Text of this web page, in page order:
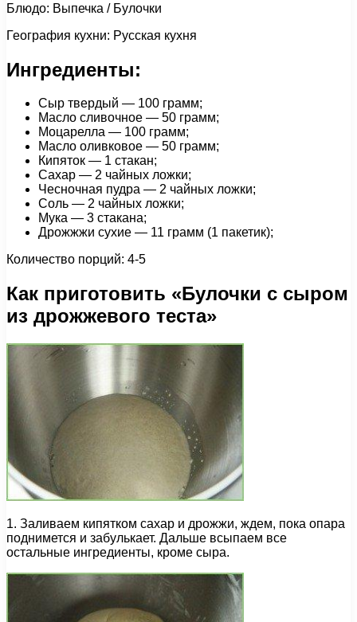
Блюдо: Выпечка / Булочки
География кухни: Русская кухня
Ингредиенты:
Сыр твердый — 100 грамм;
Масло сливочное — 50 грамм;
Моцарелла — 100 грамм;
Масло оливковое — 50 грамм;
Кипяток — 1 стакан;
Сахар — 2 чайных ложки;
Чесночная пудра — 2 чайных ложки;
Соль — 2 чайных ложки;
Мука — 3 стакана;
Дрожжжи сухие — 11 грамм (1 пакетик);
Количество порций: 4-5
Как приготовить «Булочки с сыром
из дрожжевого теста»
1. Заливаем кипятком сахар и дрожжи, ждем, пока опара
поднимется и забулькает. Дальше всыпаем все
остальные ингредиенты, кроме сыра.